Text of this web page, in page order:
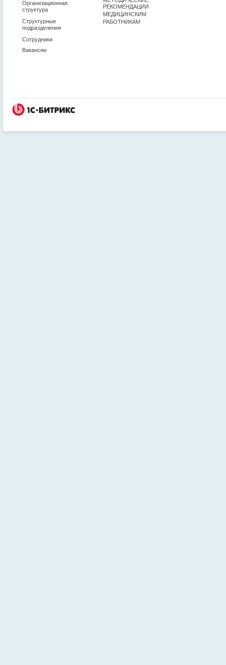
Организационная
структура
Структурные
подразделения
Сотрудники
Вакансии
РЕКОМЕНДАЦИИ
МЕДИЦИНСКИМ
РАБОТНИКАМ